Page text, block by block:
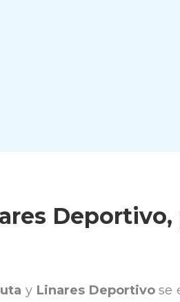
yLinares Deportivose